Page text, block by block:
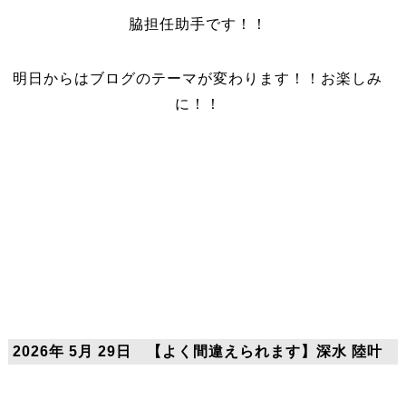
脇担任助手です！！
明日からはブログのテーマが変わります！！お楽しみ
に！！
2026年 5月 29日 【よく間違えられます】深水 陸叶